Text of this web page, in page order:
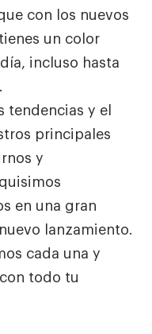
con los nuevos
un color
incluso hasta
tendencias y el
principales
y
en una gran
lanzamiento.
cada una y
todo tu